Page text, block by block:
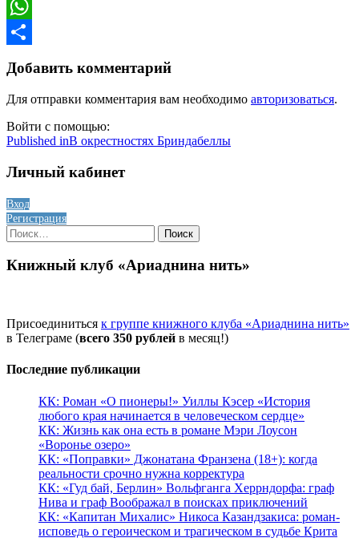
VK
WhatsApp
Добавить комментарий
Для отправки комментария вам необходимо авторизоваться.
Войти с помощью:
Навигация
по
Published inВ окрестностях Бриндабеллы
Личный кабинет
Вход
Регистрация
Найти:
Книжный клуб «Ариаднина нить»
Присоединиться к группе книжного клуба «Ариаднина нить»
в Телеграме (всего 350 рублей в месяц!)
Последние публикации
КК: Роман «О пионеры!» Уиллы Кэсер «История
любого края начинается в человеческом сердце»
КК: Жизнь как она есть в романе Мэри Лоусон
«Воронье озеро»
КК: «Поправки» Джонатана Франзена (18+): когда
реальности срочно нужна корректура
КК: «Гуд бай, Берлин» Вольфганга Херрндорфа: граф
Нива и граф Воображал в поисках приключений
КК: «Капитан Михалис» Никоса Казандзакиса: роман-
исповедь о героическом и трагическом в судьбе Крита